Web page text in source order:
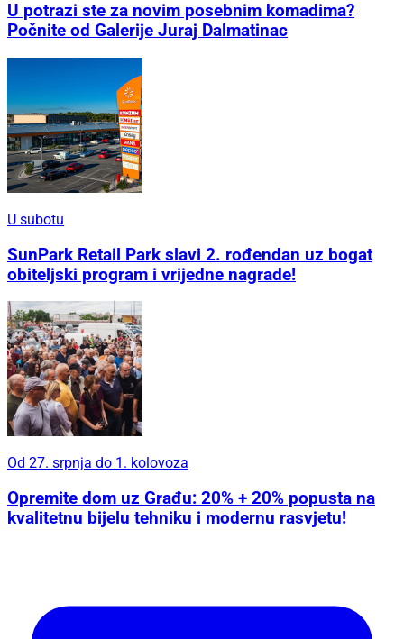
U potrazi ste za novim posebnim komadima?
Počnite od Galerije Juraj Dalmatinac
U subotu
SunPark Retail Park slavi 2. rođendan uz bogat
obiteljski program i vrijedne nagrade!
Od 27. srpnja do 1. kolovoza
Opremite dom uz Građu: 20% + 20% popusta na
kvalitetnu bijelu tehniku i modernu rasvjetu!